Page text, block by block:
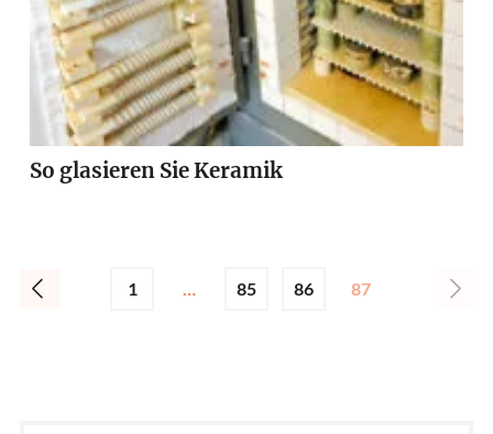
So glasieren Sie Keramik
1 … 85 86 87